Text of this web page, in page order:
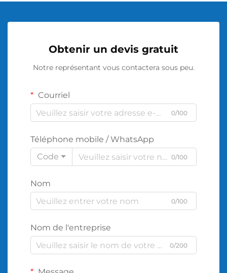
Obtenir un devis gratuit
Notre représentant vous contactera sous peu.
Courriel
0/100
Téléphone mobile / WhatsApp
Code
0/100
Nom
0/100
Nom de l'entreprise
0/200